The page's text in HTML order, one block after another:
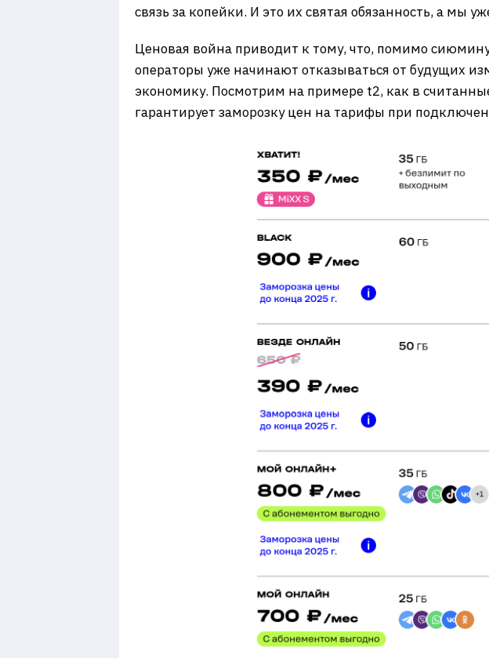
связь за копейки. И это их святая обязанность, а мы
Ценовая война приводит к тому, что, помимо
операторы уже начинают отказываться от будущих
экономику. Посмотрим на примере t2, как в
гарантирует заморозку цен на тарифы при